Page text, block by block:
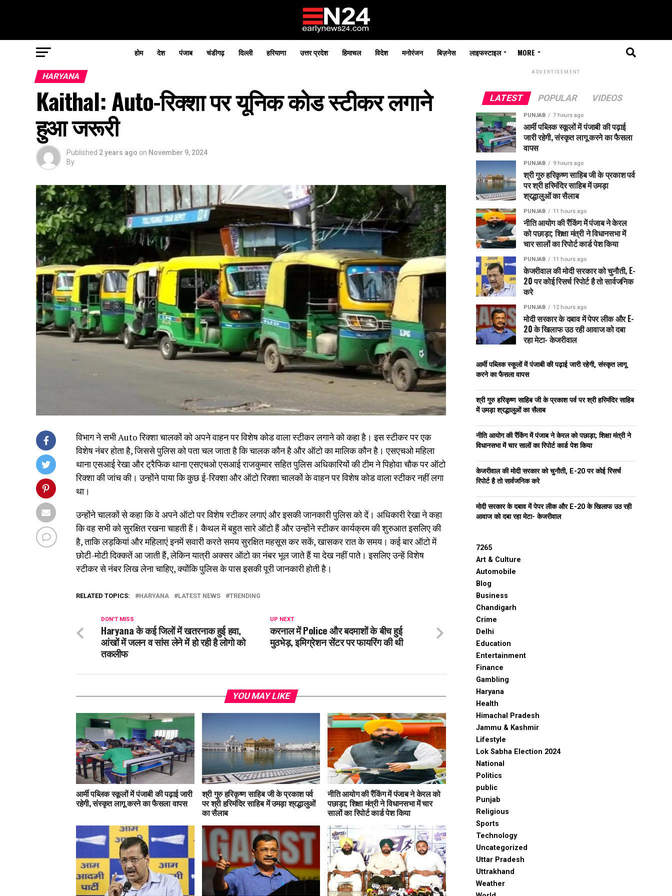
होम देश पंजाब चंडीगढ़ दिल्ली हरियाणा उत्तर प्रदेश हिमाचल विदेश मनोरंजन बिज़नेस लाइफस्टाइल MORE
HARYANA
Kaithal: Auto-रिक्शा पर यूनिक कोड स्टीकर लगाने
हुआ जरूरी
Published 2 years ago on November 9, 2024
By
विभाग ने सभी Auto रिक्शा चालकों को अपने वाहन पर विशेष कोड वाला स्टीकर लगाने को कहा है। इस स्टीकर पर एक
विशेष नंबर होता है, जिससे पुलिस को पता चल जाता है कि चालक कौन है और ऑटो का मालिक कौन है। एसएचओ महिला
थाना एसआई रेखा और ट्रैफिक थाना एसएचओ एसआई राजकुमार सहित पुलिस अधिकारियों की टीम ने पिहोवा चौक पर ऑटो
रिक्शा की जांच की। उन्होंने पाया कि कुछ ई-रिक्शा और ऑटो रिक्शा चालकों के वाहन पर विशेष कोड वाला स्टीकर नहीं लगा
था।
उन्होंने चालकों से कहा कि वे अपने ऑटो पर विशेष स्टीकर लगाएं और इसकी जानकारी पुलिस को दें। अधिकारी रेखा ने कहा
कि वह सभी को सुरक्षित रखना चाहती हैं। कैथल में बहुत सारे ऑटो हैं और उन्होंने स्टीकर कार्यक्रम की शुरुआत इसलिए की
है, ताकि लड़कियां और महिलाएं इनमें सवारी करते समय सुरक्षित महसूस कर सकें, खासकर रात के समय। कई बार ऑटो में
छोटी-मोटी दिक्कतें आ जाती हैं, लेकिन यात्री अक्सर ऑटो का नंबर भूल जाते हैं या देख नहीं पाते। इसलिए उन्हें विशेष
स्टीकर से नंबर लिख लेना चाहिए, क्योंकि पुलिस के पास इसकी पूरी जानकारी होती है।
RELATED TOPICS: HARYANA LATEST NEWS TRENDING
UP NEXT
करनाल में Police और बदमाशों के बीच हुई
मुठभेड़, इमिग्रेशन सेंटर पर फायरिंग की थी
DON'T MISS
Haryana के कई जिलों में खतरनाक हुई हवा,
आंखों में जलन व सांस लेने में हो रही है लोगो को
तकलीफ
YOU MAY LIKE
आर्मी पब्लिक स्कूलों में पंजाबी की पढ़ाई जारी
रहेगी, संस्कृत लागू करने का फैसला वापस
श्री गुरु हरिकृष्ण साहिब जी के प्रकाश पर्व
पर श्री हरिमंदिर साहिब में उमड़ा श्रद्धालुओं
का सैलाब
नीति आयोग की रैंकिंग में पंजाब ने केरल को
पछाड़ा; शिक्षा मंत्री ने विधानसभा में चार
सालों का रिपोर्ट कार्ड पेश किया
ADVERTISEMENT
LATEST POPULAR VIDEOS
PUNJAB 7 hours ago
आर्मी पब्लिक स्कूलों में पंजाबी की पढ़ाई
जारी रहेगी, संस्कृत लागू करने का फैसला
वापस
PUNJAB 9 hours ago
श्री गुरु हरिकृष्ण साहिब जी के प्रकाश पर्व
पर श्री हरिमंदिर साहिब में उमड़ा
श्रद्धालुओं का सैलाब
PUNJAB 11 hours ago
नीति आयोग की रैंकिंग में पंजाब ने केरल
को पछाड़ा; शिक्षा मंत्री ने विधानसभा में
चार सालों का रिपोर्ट कार्ड पेश किया
PUNJAB 11 hours ago
केजरीवाल की मोदी सरकार को चुनौती, E-
20 पर कोई रिसर्च रिपोर्ट है तो सार्वजनिक
करे
PUNJAB 12 hours ago
मोदी सरकार के दबाव में पेपर लीक और E-
20 के खिलाफ उठ रही आवाज को दबा
रहा मेटा- केजरीवाल
आर्मी पब्लिक स्कूलों में पंजाबी की पढ़ाई जारी रहेगी, संस्कृत लागू
करने का फैसला वापस
श्री गुरु हरिकृष्ण साहिब जी के प्रकाश पर्व पर श्री हरिमंदिर साहिब
में उमड़ा श्रद्धालुओं का सैलाब
नीति आयोग की रैंकिंग में पंजाब ने केरल को पछाड़ा; शिक्षा मंत्री ने
विधानसभा में चार सालों का रिपोर्ट कार्ड पेश किया
केजरीवाल की मोदी सरकार को चुनौती, E-20 पर कोई रिसर्च
रिपोर्ट है तो सार्वजनिक करे
मोदी सरकार के दबाव में पेपर लीक और E-20 के खिलाफ उठ रही
आवाज को दबा रहा मेटा- केजरीवाल
7265
Art & Culture
Automobile
Blog
Business
Chandigarh
Crime
Delhi
Education
Entertainment
Finance
Gambling
Haryana
Health
Himachal Pradesh
Jammu & Kashmir
Lifestyle
Lok Sabha Election 2024
National
Politics
public
Punjab
Religious
Sports
Technology
Uncategorized
Uttar Pradesh
Uttrakhand
Weather